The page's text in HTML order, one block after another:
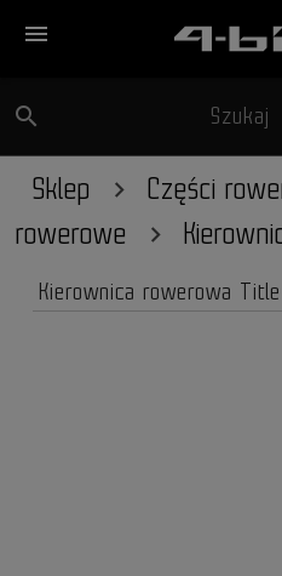
menu
search Szukaj
Sklep Części
rowerowe
Kierownica rowerowa